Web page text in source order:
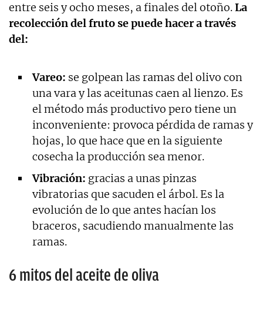
entre seis y ocho meses, a finales del otoño.La
recolección del fruto se puede hacer a través
del:
Vareo: se golpean las ramas del olivo con
una vara y las aceitunas caen al lienzo. Es
el método más productivo pero tiene un
inconveniente: provoca pérdida de ramas y
hojas, lo que hace que en la siguiente
cosecha la producción sea menor.
Vibración: gracias a unas pinzas
vibratorias que sacuden el árbol. Es la
evolución de lo que antes hacían los
braceros, sacudiendo manualmente las
ramas.
6 mitos del aceite de oliva